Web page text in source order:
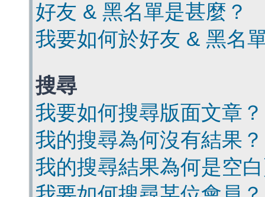
好友 & 黑名單是甚麼？
我要如何於好友 & 黑名
搜尋
我要如何搜尋版面文章？
我的搜尋為何沒有結果？
我的搜尋結果為何是空